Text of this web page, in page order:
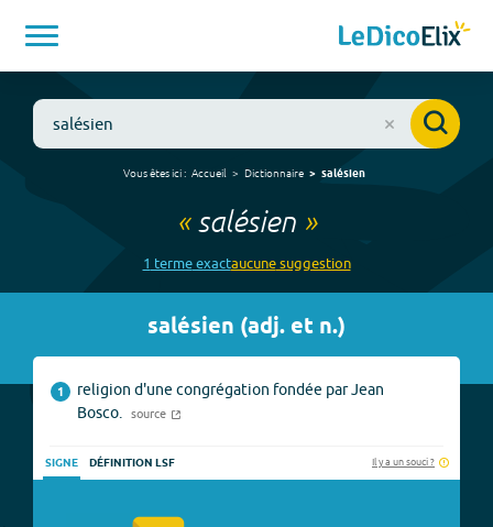
Vous êtes ici : Accueil Dictionnaire salésien
«salésien »
1 termeexactaucunesuggestion
salésien (adj. et n.)
1
religion d'une congrégation fondée par Jean
Bosco.
source
SIGNE DÉFINITION LSF Il y a un souci ?